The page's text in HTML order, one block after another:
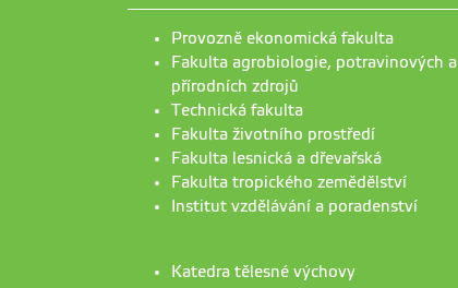
Provozně ekonomická fakulta
Fakulta agrobiologie, potravinových a
přírodních zdrojů
Technická fakulta
Fakulta životního prostředí
Fakulta lesnická a dřevařská
Fakulta tropického zemědělství
Institut vzdělávání a poradenství
Katedra tělesné výchovy